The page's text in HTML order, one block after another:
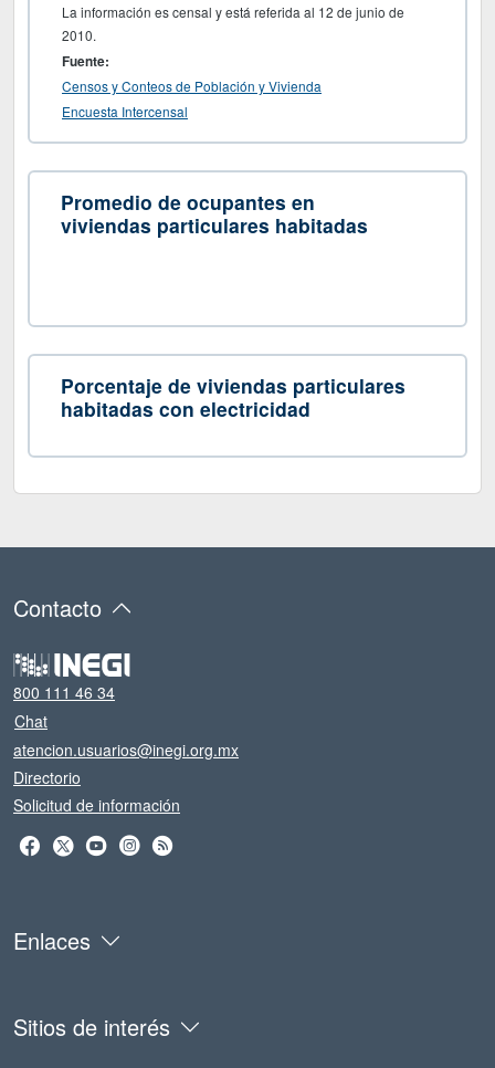
La información es censal y está referida al 12 de junio de
2010.
Fuente:
Censos y Conteos de Población y Vivienda
Encuesta Intercensal
Promedio de ocupantes en
viviendas particulares habitadas
Porcentaje de viviendas particulares
habitadas con electricidad
Contacto
800 111 46 34
Chat
atencion.usuarios@inegi.org.mx
Directorio
Solicitud de información
Enlaces
Sitios de interés